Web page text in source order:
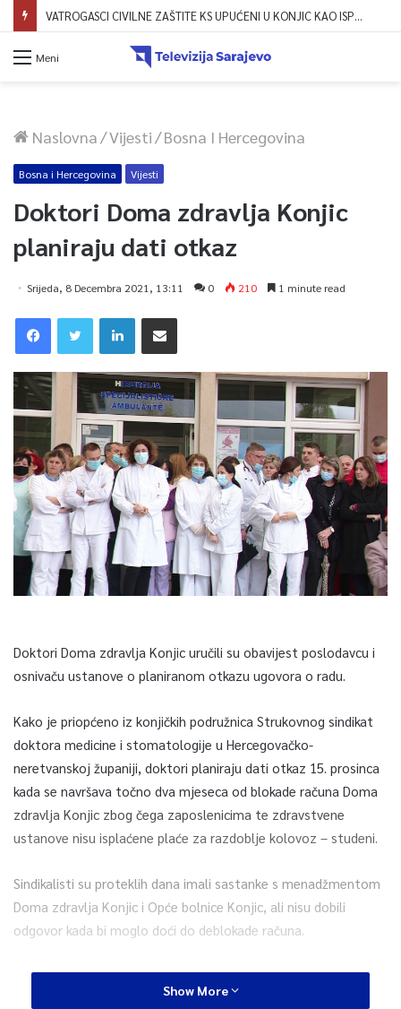
VATROGASCI CIVILNE ZAŠTITE KS UPUĆENI U KONJIC KAO ISPOMOĆ U GAŠENJU POŽARA
Meni
Naslovna/Vijesti/Bosna I Hercegovina
Bosna i Hercegovina Vijesti
Doktori Doma zdravlja Konjic
planiraju dati otkaz
Srijeda, 8 Decembra 2021, 13:11 0 210 1 minute read
Doktori Doma zdravlja Konjic uručili su obavijest poslodavcu i
osnivaču ustanove o planiranom otkazu ugovora o radu.
Kako je priopćeno iz konjičkih podružnica Strukovnog sindikat
doktora medicine i stomatologije u Hercegovačko-
neretvanskoj županiji, doktori planiraju dati otkaz 15. prosinca
kada se navršava točno dva mjeseca od blokade računa Doma
zdravlja Konjic zbog čega zaposlenicima te zdravstvene
ustanove nisu isplaćene plaće za razdoblje kolovoz – studeni.
Sindikalisti su proteklih dana imali sastanke s menadžmentom
Doma zdravlja Konjic i Opće bolnice Konjic, ali nisu dobili
odgovor kada bi moglo doći do deblokade računa.
„Nedopustivo je ponašanje menadžmenta obje ustanove koji
dva mjeseca ‘pokušava’ riješiti ovu situaciju na štetu radnika,
Show More